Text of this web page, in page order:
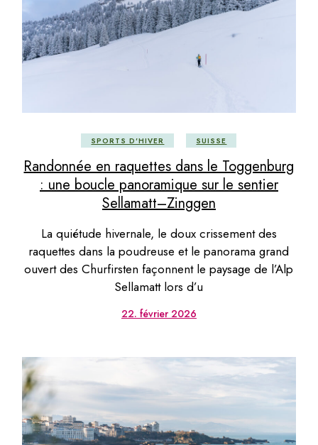
SPORTS D'HIVER SUISSE
Randonnée en raquettes dans le Toggenburg
: une boucle panoramique sur le sentier
Sellamatt–Zinggen
La quiétude hivernale, le doux crissement des
raquettes dans la poudreuse et le panorama grand
ouvert des Churfirsten façonnent le paysage de l’Alp
Sellamatt lors d’u
22. février 2026